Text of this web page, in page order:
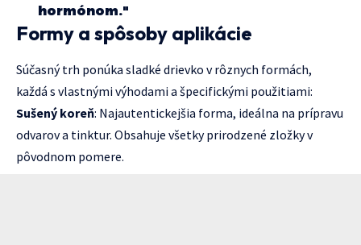
hormónom."
Formy a spôsoby aplikácie
Súčasný trh ponúka sladké drievko v rôznych formách,
každá s vlastnými výhodami a špecifickými použitiami:
Sušený koreň: Najautentickejšia forma, ideálna na prípravu
odvarov a tinktur. Obsahuje všetky prirodzené zložky v
pôvodnom pomere.